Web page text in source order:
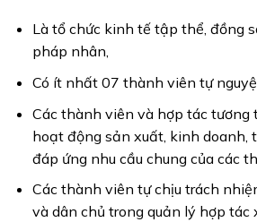
Là tổ chức kinh tế tập thể, đồng
pháp nhân,
Có ít nhất 07 thành viên tự
Các thành viên và hợp tác tương
hoạt động sản xuất, kinh doanh,
đáp ứng nhu cầu chung của các
Các thành viên tự chịu trách
và dân chủ trong quản lý hợp tác